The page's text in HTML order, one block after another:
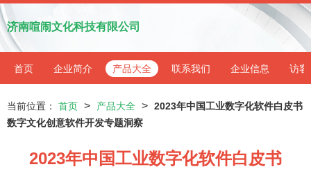
济南喧闹文化科技有限公司
首页 企业简介 产品大全 联系我们 企业信息 访客
当前位置： 首页 > 产品大全 > 2023年中国工业数字化软件白皮书
数字文化创意软件开发专题洞察
2023年中国工业数字化软件白皮书